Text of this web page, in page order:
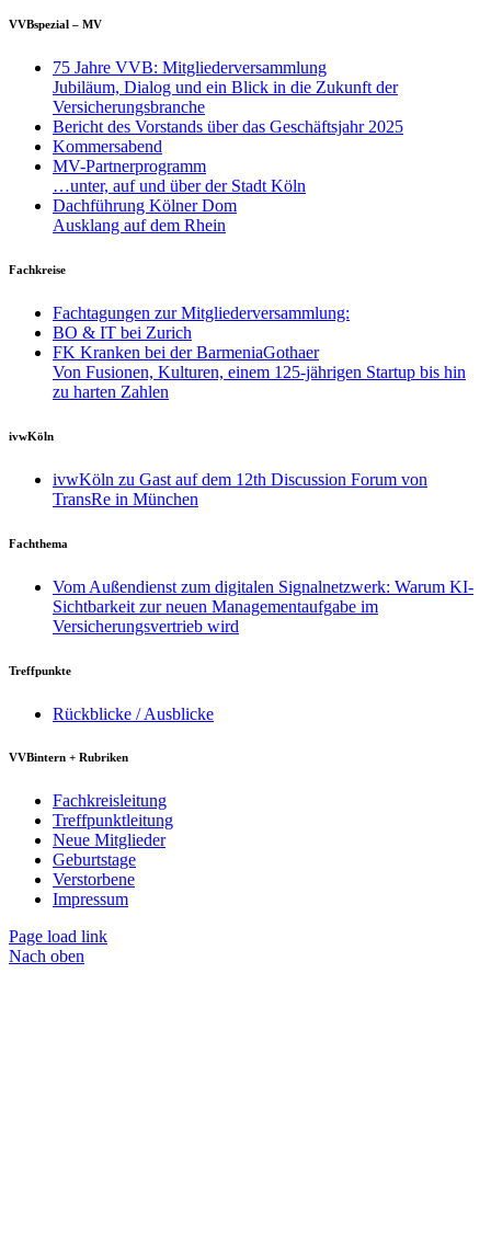
VVBspezial – MV
75 Jahre VVB: Mitgliederversammlung
Jubiläum, Dialog und ein Blick in die Zukunft der
Versicherungsbranche
Bericht des Vorstands über das Geschäftsjahr 2025
Kommersabend
MV-Partnerprogramm
…unter, auf und über der Stadt Köln
Dachführung Kölner Dom
Ausklang auf dem Rhein
Fachkreise
Fachtagungen zur Mitgliederversammlung:
BO & IT bei Zurich
FK Kranken bei der BarmeniaGothaer
Von Fusionen, Kulturen, einem 125-jährigen Startup bis hin
zu harten Zahlen
ivwKöln
ivwKöln zu Gast auf dem 12th Discussion Forum von
TransRe in München
Fachthema
Vom Außendienst zum digitalen Signalnetzwerk: Warum KI-
Sichtbarkeit zur neuen Managementaufgabe im
Versicherungsvertrieb wird
Treffpunkte
Rückblicke / Ausblicke
VVBintern + Rubriken
Fachkreisleitung
Treffpunktleitung
Neue Mitglieder
Geburtstage
Verstorbene
Impressum
Page load link
Nach oben